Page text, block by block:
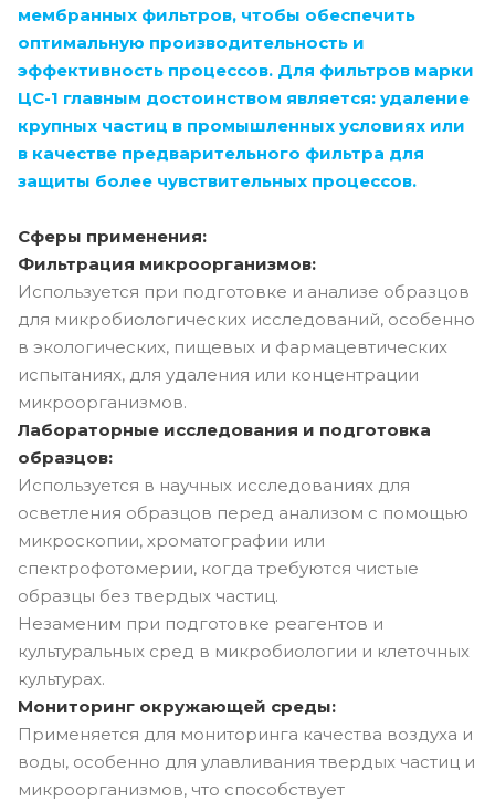
мембранных фильтров, чтобы обеспечить
оптимальную производительность и
эффективность процессов. Для фильтров марки
ЦС-1 главным достоинством является: удаление
крупных частиц в промышленных условиях или
в качестве предварительного фильтра для
защиты более чувствительных процессов.
Сферы применения:
Фильтрация микроорганизмов:
Используется при подготовке и анализе образцов
для микробиологических исследований, особенно
в экологических, пищевых и фармацевтических
испытаниях, для удаления или концентрации
микроорганизмов.
Лабораторные исследования и подготовка
образцов:
Используется в научных исследованиях для
осветления образцов перед анализом с помощью
микроскопии, хроматографии или
спектрофотомерии, когда требуются чистые
образцы без твердых частиц.
Незаменим при подготовке реагентов и
культуральных сред в микробиологии и клеточных
культурах.
Мониторинг окружающей среды:
Применяется для мониторинга качества воздуха и
воды, особенно для улавливания твердых частиц и
микроорганизмов, что способствует